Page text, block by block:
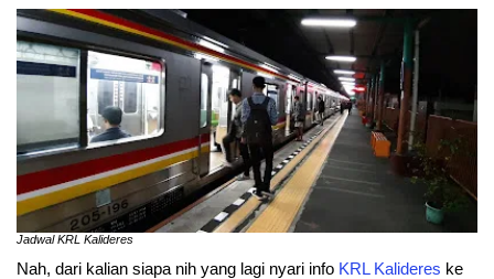
Jadwal KRL Kalideres
Nah, dari kalian siapa nih yang lagi nyari info KRL Kalideres ke